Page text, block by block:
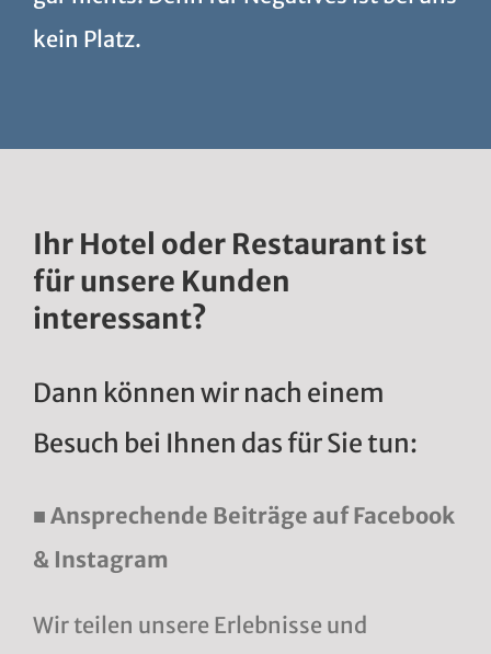
kein Platz.
Ihr Hotel oder Restaurant ist
für unsere Kunden
interessant?
Dann können wir nach einem
Besuch bei Ihnen das für Sie tun:
■ Ansprechende Beiträge auf Facebook
& Instagram
Wir teilen unsere Erlebnisse und